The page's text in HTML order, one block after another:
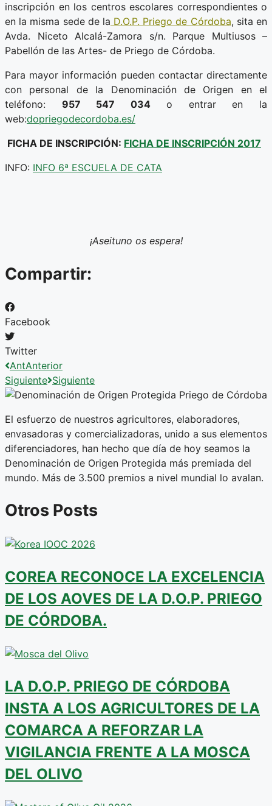
inscripción en los centros escolares correspondientes o
en la misma sede de la D.O.P. Priego de Córdoba, sita en
Avda. Niceto Alcalá-Zamora s/n. Parque Multiusos –
Pabellón de las Artes- de Priego de Córdoba.
Para mayor información pueden contactar directamente
con personal de la Denominación de Origen en el
teléfono: 957 547 034o entrar en la
web:dopriegodecordoba.es/
FICHA DE INSCRIPCIÓN: FICHA DE INSCRIPCIÓN 2017
INFO: INFO 6ª ESCUELA DE CATA
¡Aseituno os espera!
Compartir:
Facebook
Twitter
AntAnterior
Siguiente Siguiente
El esfuerzo de nuestros agricultores, elaboradores,
envasadoras y comercializadoras, unido a sus elementos
diferenciadores, han hecho que día de hoy seamos la
Denominación de Origen Protegida más premiada del
mundo. Más de 3.500 premios a nivel mundial lo avalan.
Otros Posts
COREA RECONOCE LA EXCELENCIA
DE LOS AOVES DE LA D.O.P. PRIEGO
DE CÓRDOBA.
LA D.O.P. PRIEGO DE CÓRDOBA
INSTA A LOS AGRICULTORES DE LA
COMARCA A REFORZAR LA
VIGILANCIA FRENTE A LA MOSCA
DEL OLIVO